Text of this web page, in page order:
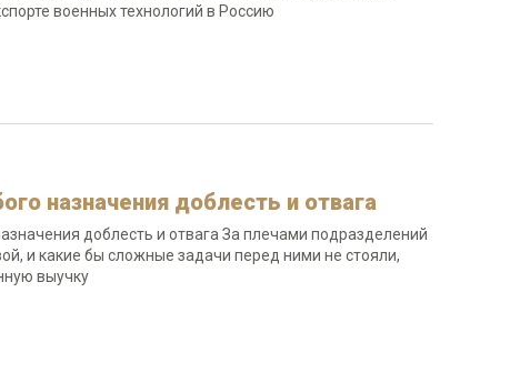
военных технологий в Россию
назначения доблесть и отвага
доблесть и отвага За плечами подразделений
и какие бы сложные задачи перед ними не стояли,
выучку